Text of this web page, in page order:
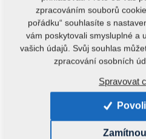
Kód produktu: 3007369
Tento díl je použitelný i pro
zpracováním souborů
pořádku“ souhlasíte s
vám poskytovali smysluplné a
vašich údajů. Svůj souhlas
zpracování osobních
Spravovat